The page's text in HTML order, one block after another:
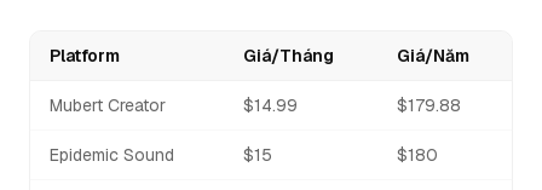
Platform Giá/Tháng Giá/Năm
Mubert Creator $14.99 $179.88
Epidemic Sound $15 $180